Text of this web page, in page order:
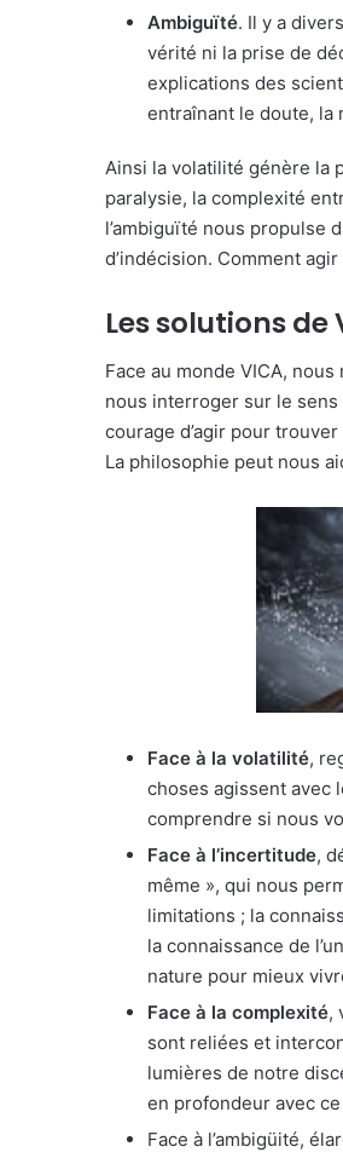
Ambiguïté. Il y a
vérité ni la prise de
explications des
entraînant le doute, la
Ainsi la volatilité génère la
paralysie, la complexité
l’ambiguïté nous propulse
d’indécision. Comment agir
Les solutions de
Face au monde VICA,
nous interroger sur le
courage d’agir pour
La philosophie peut nous
Face à la volatilité,
choses agissent avec
comprendre si nous
Face à l’incertitude,
même », qui nous
limitations ; la
la connaissance de
nature pour mieux
Face à la complexité,
sont reliées et
lumières de notre
en profondeur avec
Face à l’ambigüité,